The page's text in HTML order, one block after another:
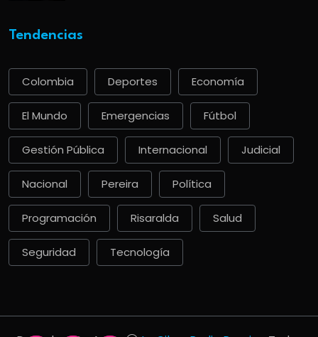
Tendencias
Colombia Deportes Economía
El Mundo Emergencias Fútbol
Gestión Pública Internacional Judicial
Nacional Pereira Política
Programación Risaralda Salud
Seguridad Tecnología